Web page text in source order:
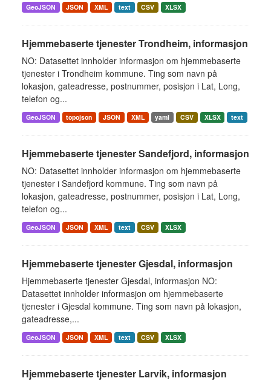
GeoJSON JSON XML text CSV XLSX
Hjemmebaserte tjenester Trondheim, informasjon
NO: Datasettet innholder informasjon om hjemmebaserte
tjenester i Trondheim kommune. Ting som navn på
lokasjon, gateadresse, postnummer, posisjon i Lat, Long,
telefon og...
GeoJSON topojson JSON XML yaml CSV XLSX text
Hjemmebaserte tjenester Sandefjord, informasjon
NO: Datasettet innholder informasjon om hjemmebaserte
tjenester i Sandefjord kommune. Ting som navn på
lokasjon, gateadresse, postnummer, posisjon i Lat, Long,
telefon og...
GeoJSON JSON XML text CSV XLSX
Hjemmebaserte tjenester Gjesdal, informasjon
Hjemmebaserte tjenester Gjesdal, informasjon NO:
Datasettet innholder informasjon om hjemmebaserte
tjenester i Gjesdal kommune. Ting som navn på lokasjon,
gateadresse,...
GeoJSON JSON XML text CSV XLSX
Hjemmebaserte tjenester Larvik, informasjon